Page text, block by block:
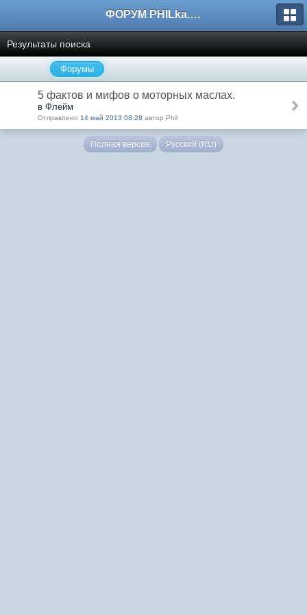
ФОРУМ PHILka.RU
Результаты поиска
Форумы
5 фактов и мифов о моторных маслах.
в Флейм
Отправлено 14 май 2013 08:28 автор Phil
Полная версия Русский (RU)